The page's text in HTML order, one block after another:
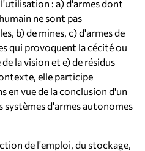
: a) d'armes dont
ne sont pas
b) de mines, c) d'armes de
qui provoquent la cécité ou
la vision et e) de résidus
elle participe
en vue de la conclusion d'un
systèmes d'armes autonomes
de l'emploi, du stockage,